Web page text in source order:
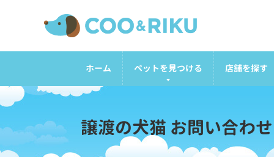
ホーム ペットを見つける 店舗を探す
譲渡の犬猫 お問い合わせ